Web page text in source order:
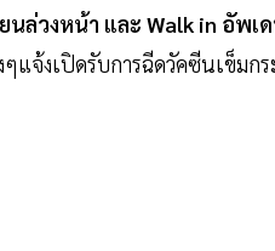
นล่วงหน้า และ Walk in อัพ
แจ้งเปิดรับการฉีดวัคซีนเข็มก